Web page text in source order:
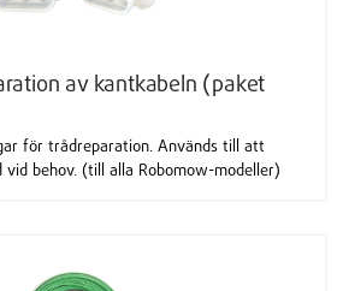
av kantkabeln (paket
för trådreparation. Används till att
behov. (till alla Robomow-modeller)